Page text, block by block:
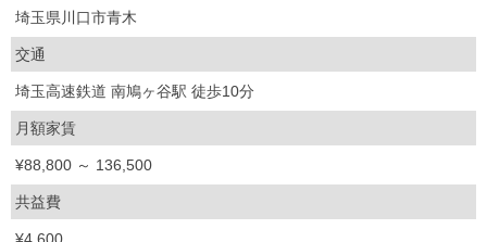
埼玉県川口市青木
交通
埼玉高速鉄道 南鳩ヶ谷駅 徒歩10分
月額家賃
¥88,800 ～ 136,500
共益費